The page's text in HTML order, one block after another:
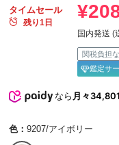
タイムセール
残り1日
国内発送 (
関税負担
鑑定サ
なら月々
色： 9207/アイボリー